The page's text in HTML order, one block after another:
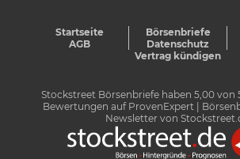
Startseite Börsenbriefe
AGB
Datenschutz
Vertrag kündigen
Stockstreet Börsenbriefe haben 5,00von
Bewertungen auf ProvenExpert
|
Newsletter von